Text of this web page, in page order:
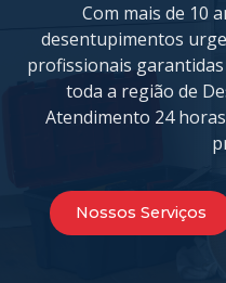
Com mais de 10
desentupimentos
profissionais
toda a região de
Atendimento 24
Nossos Serviços